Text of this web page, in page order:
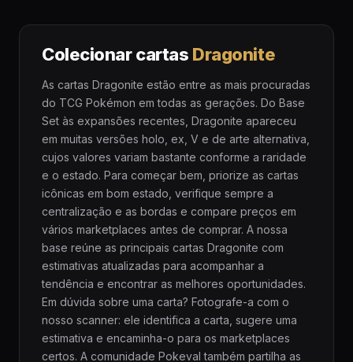
Colecionar cartas Dragonite
As cartas Dragonite estão entre as mais procuradas
do TCG Pokémon em todas as gerações. Do Base
Set às expansões recentes, Dragonite apareceu
em muitas versões holo, ex, V e de arte alternativa,
cujos valores variam bastante conforme a raridade
e o estado. Para começar bem, priorize as cartas
icônicas em bom estado, verifique sempre a
centralização e as bordas e compare preços em
vários marketplaces antes de comprar. A nossa
base reúne as principais cartas Dragonite com
estimativas atualizadas para acompanhar a
tendência e encontrar as melhores oportunidades.
Em dúvida sobre uma carta? Fotografe-a com o
nosso scanner: ele identifica a carta, sugere uma
estimativa e encaminha-o para os marketplaces
certos. A comunidade Pokeval também partilha as